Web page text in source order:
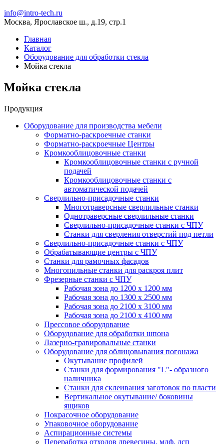
info@intro-tech.ru
Москва, Ярославское ш., д.19, стр.1
Главная
Каталог
Оборудование для обработки стекла
Мойка стекла
Мойка стекла
Продукция
Оборудование для производства мебели
Форматно-раскроечные станки
Форматно-раскроечные Центры
Кромкооблицовочные станки
Кромкооблицовочные станки с ручной
подачей
Кромкооблицовочные станки с
автоматической подачей
Сверлильно-присадочные станки
Многотраверсные сверлильные станки
Однотраверсные сверлильные станки
Сверлильно-присадочные станки с ЧПУ
Станки для сверления отверстий под петли
Сверлильно-присадочные станки с ЧПУ
Обрабатывающие центры с ЧПУ
Станки для рамочных фасадов
Многопильные станки для раскроя плит
Фрезерные станки с ЧПУ
Рабочая зона до 1200 х 1200 мм
Рабочая зона до 1300 х 2500 мм
Рабочая зона до 2100 х 3100 мм
Рабочая зона до 2100 х 4100 мм
Прессовое оборудование
Оборудование для обработки шпона
Лазерно-гравировальные станки
Оборудование для облицовывания погонажа
Окутывание профилей
Станки для формирования "L"- образного
наличника
Станки для склеивания заготовок по пласти
Вертикальное окутываниe/ боковины
ящиков
Покрасочное оборудование
Упаковочное оборудование
Аспирационные системы
Переработка отходов древесины, мдф, дсп